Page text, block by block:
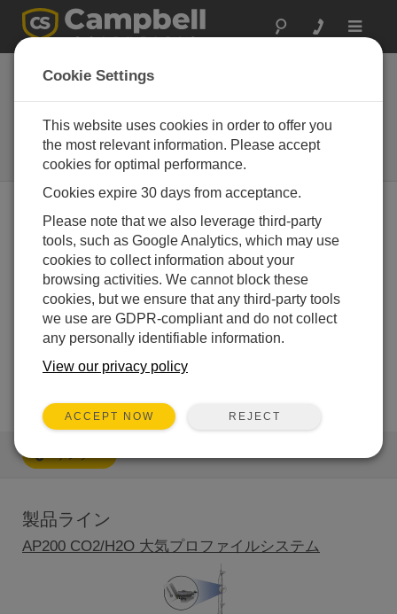
Toggle
大気プロファイルシ
ステム
Turn-key systems for vertical
profiles of gas concentration and
temperature
製品ライン
AP200 CO2/H2O 大気プロファイルシステム
Cookie Settings
This website uses cookies in order to offer you
the most relevant information. Please accept
cookies for optimal performance.
Cookies expire 30 days from acceptance.
Please note that we also leverage third-party
tools, such as Google Analytics, which may use
cookies to collect information about your
browsing activities. We cannot block these
cookies, but we ensure that any third-party tools
we use are GDPR-compliant and do not collect
any personally identifiable information.
View our privacy policy
ACCEPT NOW REJECT